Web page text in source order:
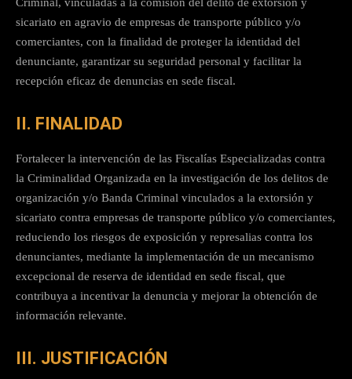
Criminal, vinculadas a la comisión del delito de extorsión y
sicariato en agravio de empresas de transporte público y/o
comerciantes, con la finalidad de proteger la identidad del
denunciante, garantizar su seguridad personal y facilitar la
recepción eficaz de denuncias en sede fiscal.
II. FINALIDAD
Fortalecer la intervención de las Fiscalías Especializadas contra
la Criminalidad Organizada en la investigación de los delitos de
organización y/o Banda Criminal vinculados a la extorsión y
sicariato contra empresas de transporte público y/o comerciantes,
reduciendo los riesgos de exposición y represalias contra los
denunciantes, mediante la implementación de un mecanismo
excepcional de reserva de identidad en sede fiscal, que
contribuya a incentivar la denuncia y mejorar la obtención de
información relevante.
III. JUSTIFICACIÓN